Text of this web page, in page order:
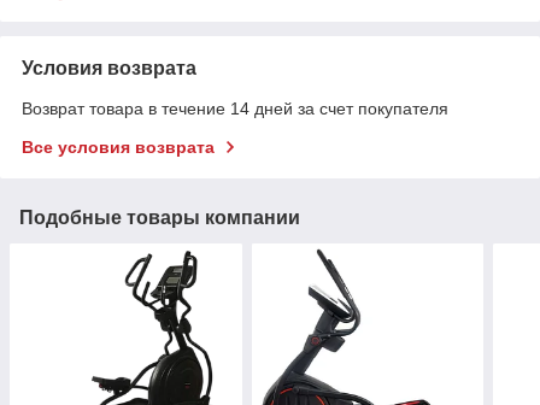
Условия возврата
Возврат товара в течение 14 дней за счет покупателя
Все условия возврата
Подобные товары компании